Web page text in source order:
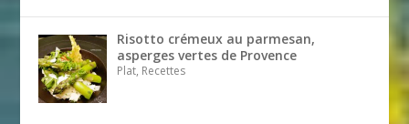
Risotto crémeux au parmesan,
asperges vertes de Provence
Plat, Recettes